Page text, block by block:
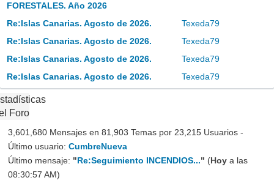
FORESTALES. Año 2026
Re:Islas Canarias. Agosto de 2026.
Texeda79
Re:Islas Canarias. Agosto de 2026.
Texeda79
Re:Islas Canarias. Agosto de 2026.
Texeda79
Re:Islas Canarias. Agosto de 2026.
Texeda79
Foro
3,601,680 Mensajes en 81,903 Temas por 23,215 Usuarios -
Último usuario: CumbreNueva
Último mensaje: "Re:Seguimiento INCENDIOS..." (Hoy a las
08:30:57 AM)